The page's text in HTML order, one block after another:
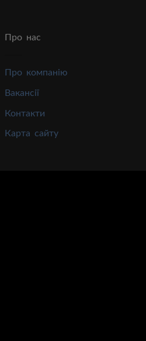
Про нас
Про компанію
Вакансії
Контакти
Карта сайту